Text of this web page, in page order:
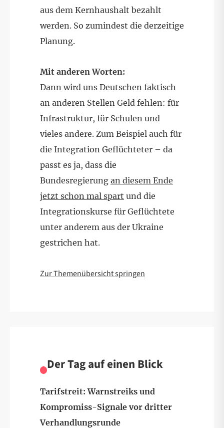
aus dem Kernhaushalt bezahlt
werden. So zumindest die derzeitige
Planung.
Mit anderen Worten:
Dann wird uns Deutschen faktisch
an anderen Stellen Geld fehlen: für
Infrastruktur, für Schulen und
vieles andere. Zum Beispiel auch für
die Integration Geflüchteter – da
passt es ja, dass die
Bundesregierung an diesem Ende
jetzt schon mal spart und die
Integrationskurse für Geflüchtete
unter anderem aus der Ukraine
gestrichen hat.
Zur Themenübersicht springen
Der Tag auf einen Blick
Tarifstreit: Warnstreiks und
Kompromiss-Signale vor dritter
Verhandlungsrunde